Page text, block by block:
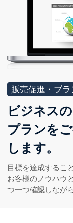
販売促進・ブ
ビジネス
プランを
します。
目標を達成するこ
お客様のノウハウ
つ一つ確認しなが